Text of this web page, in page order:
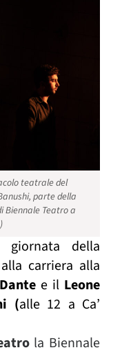
teatrale del
parte della
Biennale Teatro a
della
carriera alla
e il Leone
(alle 12 a Ca’
la Biennale